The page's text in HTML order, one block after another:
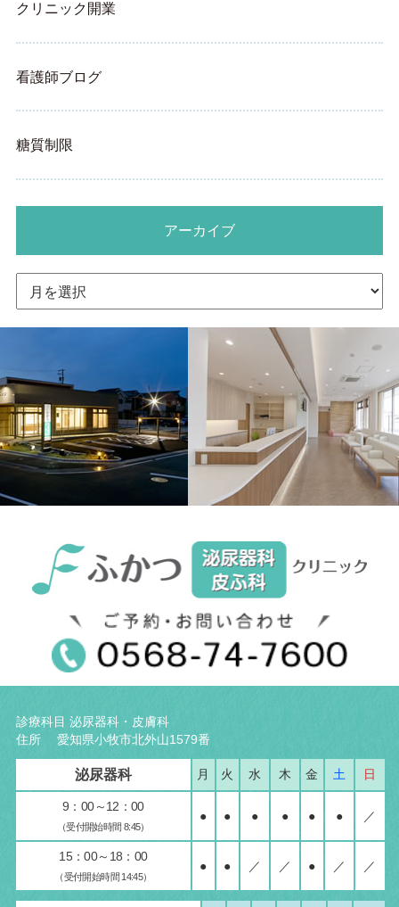
クリニック開業
看護師ブログ
糖質制限
アーカイブ
カ
イ
診療科目 泌尿器科・皮膚科
住所 愛知県小牧市北外山1579番
泌尿器科 月 火 水 木 金 土 日
9：00～12：00
（受付開始時間 8:45）
● ● ● ● ● ● ／
15：00～18：00
（受付開始時間 14:45）
● ● ／ ／ ● ／ ／